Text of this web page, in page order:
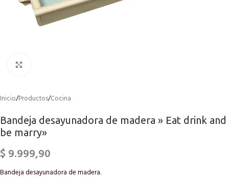
Inicio/Productos/Cocina
Bandeja desayunadora de madera » Eat drink and
be marry»
$ 9.999,90
Bandeja desayunadora de madera.